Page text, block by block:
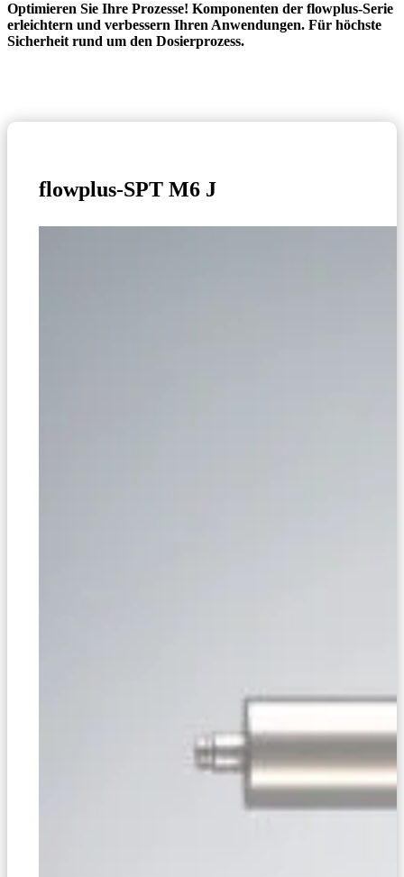
Optimieren Sie Ihre Prozesse! Komponenten der flowplus-Serie
erleichtern und verbessern Ihren Anwendungen. Für höchste
Sicherheit rund um den Dosierprozess.
flowplus-SPT M6 J